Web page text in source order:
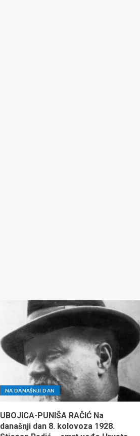
NA DANAŠNJI DAN
UBOJICA-PUNIŠA RAČIĆ Na
današnji dan 8. kolovoza 1928.